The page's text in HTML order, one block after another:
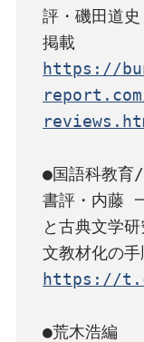
評・磯田道
https://
●国語科教
書評・内藤
と古典文学
https://
●荒木浩編